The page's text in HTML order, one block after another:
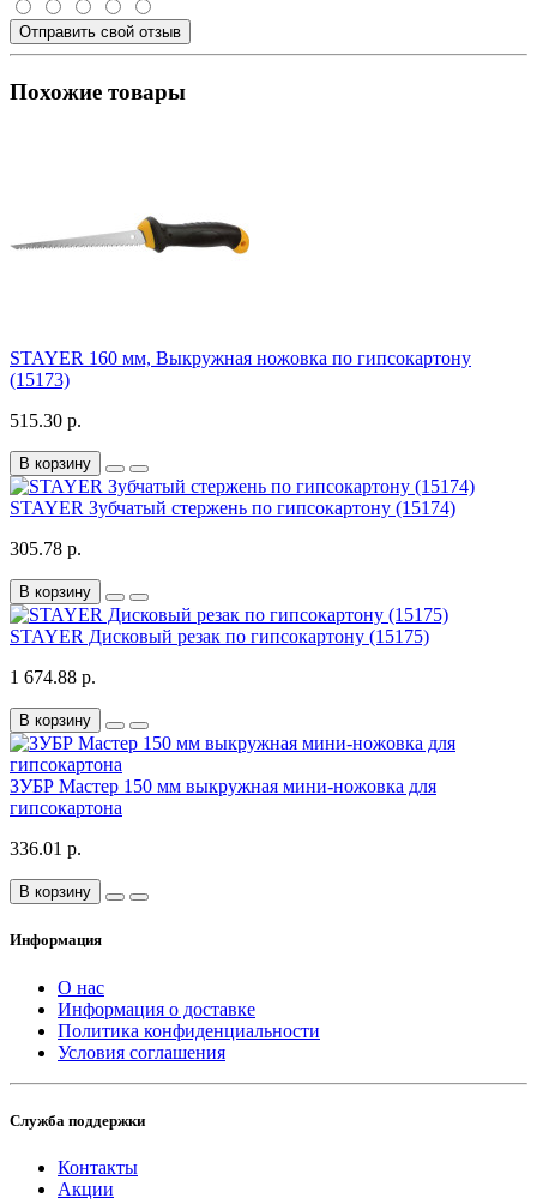
Отправить свой отзыв
Похожие товары
STAYER 160 мм, Выкружная ножовка по гипсокартону
(15173)
515.30 р.
В корзину
STAYER Зубчатый стержень по гипсокартону (15174)
305.78 р.
В корзину
STAYER Дисковый резак по гипсокартону (15175)
1 674.88 р.
В корзину
ЗУБР Мастер 150 мм выкружная мини-ножовка для
гипсокартона
336.01 р.
В корзину
Информация
О нас
Информация о доставке
Политика конфиденциальности
Условия соглашения
Служба поддержки
Контакты
Акции